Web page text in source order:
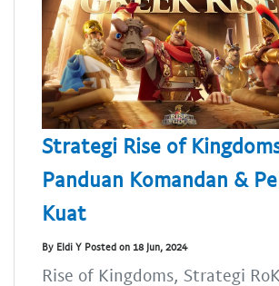
Strategi Rise of
Panduan Komandan &
Kuat
By Eldi Y Posted on 18 Jun, 2024
Rise of Kingdoms, Strategi RoK,